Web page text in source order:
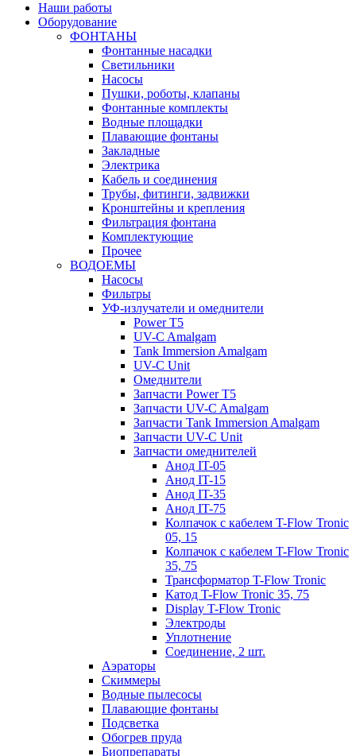
Наши работы
Оборудование
ФОНТАНЫ
Фонтанные насадки
Cветильники
Насосы
Пушки, роботы, клапаны
Фонтанные комплекты
Водные площадки
Плавающие фонтаны
Закладные
Электрика
Кабель и соединения
Трубы, фитинги, задвижки
Кронштейны и крепления
Фильтрация фонтана
Комплектующие
Прочее
ВОДОЕМЫ
Насосы
Фильтры
УФ-излучатели и омеднители
Power T5
UV-C Amalgam
Tank Immersion Amalgam
UV-C Unit
Омеднители
Запчасти Power T5
Запчасти UV-C Amalgam
Запчасти Tank Immersion Amalgam
Запчасти UV-C Unit
Запчасти омеднителей
Анод IT-05
Анод IT-15
Анод IT-35
Анод IT-75
Колпачок с кабелем T-Flow Tronic
05, 15
Колпачок с кабелем T-Flow Tronic
35, 75
Трансформатор T-Flow Tronic
Катод T-Flow Tronic 35, 75
Display T-Flow Tronic
Электроды
Уплотнение
Соединение, 2 шт.
Аэраторы
Cкиммеры
Водные пылесосы
Плавающие фонтаны
Подсветка
Обогрев пруда
Биопрепараты